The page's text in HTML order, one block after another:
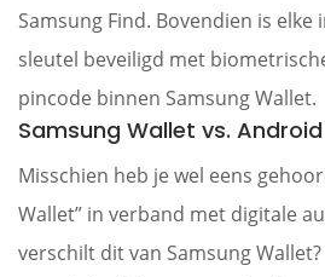
Samsung Find. Bovendien is
sleutel beveiligd met
pincode binnen Samsung Wallet.
Samsung Wallet vs.
Misschien heb je wel eens
Wallet” in verband met digitale
verschilt dit van Samsung Wallet?